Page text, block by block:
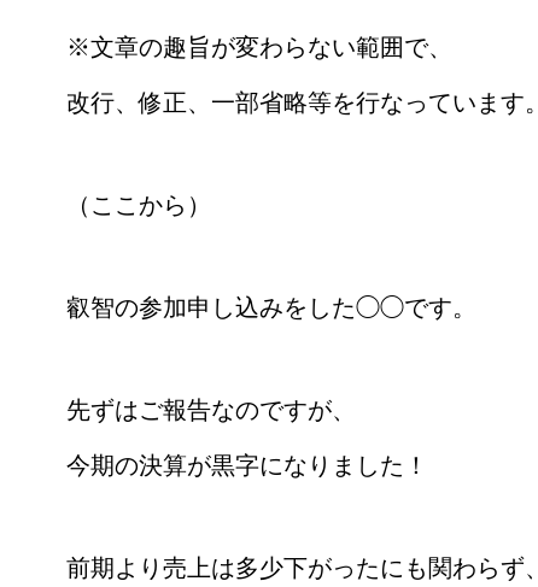
※文章の趣旨が変わらない範囲で、
改行、修正、一部省略等を行なっています。
（ここから）
叡智の参加申し込みをした◯◯です。
先ずはご報告なのですが、
今期の決算が黒字になりました！
前期より売上は多少下がったにも関わらず、